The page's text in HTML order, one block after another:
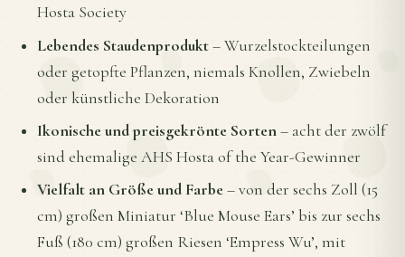
Hosta Society
Lebendes Staudenprodukt– Wurzelstockteilungen
oder getopfte Pflanzen, niemals Knollen, Zwiebeln
oder künstliche Dekoration
Ikonische und preisgekrönte Sorten– acht der zwölf
sind ehemalige AHS Hosta of the Year-Gewinner
Vielfalt an Größe und Farbe– von der sechs Zoll (15
cm) großen Miniatur ‘Blue Mouse Ears’ bis zur sechs
Fuß (180 cm) großen Riesen ‘Empress Wu’, mit